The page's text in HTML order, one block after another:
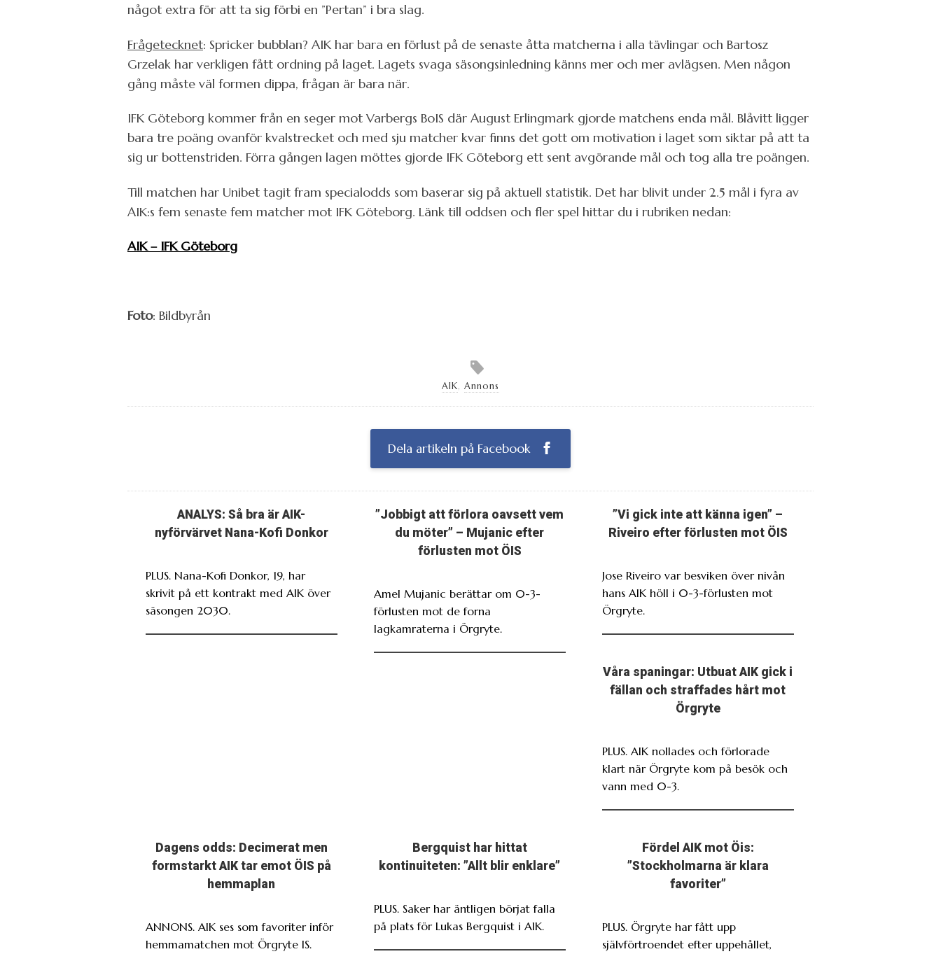
något extra för att ta sig förbi en ”Pertan” i bra slag.
Frågetecknet: Spricker bubblan? AIK har bara en förlust på de senaste åtta matcherna i alla tävlingar och Bartosz
Grzelak har verkligen fått ordning på laget. Lagets svaga säsongsinledning känns mer och mer avlägsen. Men någon
gång måste väl formen dippa, frågan är bara när.
IFK Göteborg kommer från en seger mot Varbergs BoIS där August Erlingmark gjorde matchens enda mål. Blåvitt ligger
bara tre poäng ovanför kvalstrecket och med sju matcher kvar finns det gott om motivation i laget som siktar på att ta
sig ur bottenstriden. Förra gången lagen möttes gjorde IFK Göteborg ett sent avgörande mål och tog alla tre poängen.
Till matchen har Unibet tagit fram specialodds som baserar sig på aktuell statistik. Det har blivit under 2.5 mål i fyra av
AIK:s fem senaste fem matcher mot IFK Göteborg. Länk till oddsen och fler spel hittar du i rubriken nedan:
AIK – IFK Göteborg
Foto: Bildbyrån
AIK, Annons
Dela artikeln på Facebook
ANALYS: Så bra är AIK-
nyförvärvet Nana-Kofi Donkor
PLUS. Nana-Kofi Donkor, 19, har
skrivit på ett kontrakt med AIK över
säsongen 2030.
”Jobbigt att förlora oavsett vem
du möter” – Mujanic efter
förlusten mot ÖIS
Amel Mujanic berättar om 0-3-
förlusten mot de forna
lagkamraterna i Örgryte.
”Vi gick inte att känna igen” –
Riveiro efter förlusten mot ÖIS
Jose Riveiro var besviken över nivån
hans AIK höll i 0-3-förlusten mot
Örgryte.
Våra spaningar: Utbuat AIK gick i
fällan och straffades hårt mot
Örgryte
PLUS. AIK nollades och förlorade
klart när Örgryte kom på besök och
vann med 0-3.
Dagens odds: Decimerat men
formstarkt AIK tar emot ÖIS på
hemmaplan
ANNONS. AIK ses som favoriter inför
hemmamatchen mot Örgryte IS.
Bergquist har hittat
kontinuiteten: ”Allt blir enklare”
PLUS. Saker har äntligen börjat falla
på plats för Lukas Bergquist i AIK.
Fördel AIK mot Öis:
”Stockholmarna är klara
favoriter”
PLUS. Örgryte har fått upp
självförtroendet efter uppehållet,